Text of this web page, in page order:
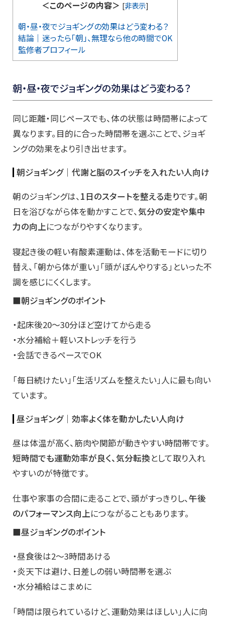
＜このページの内容＞ [非表示]
朝・昼・夜でジョギングの効果はどう変わる？
結論｜迷ったら「朝」、無理なら他の時間でOK
監修者プロフィール
朝・昼・夜でジョギングの効果はどう変わる？
同じ距離・同じペースでも、体の状態は時間帯によって
異なります。目的に合った時間帯を選ぶことで、ジョギ
ングの効果をより引き出せます。
朝ジョギング｜代謝と脳のスイッチを入れたい人向け
朝のジョギングは、1日のスタートを整える走りです。朝
日を浴びながら体を動かすことで、気分の安定や集中
力の向上につながりやすくなります。
寝起き後の軽い有酸素運動は、体を活動モードに切り
替え、「朝から体が重い」「頭がぼんやりする」といった不
調を感じにくくします。
■朝ジョギングのポイント
・起床後20〜30分ほど空けてから走る
・水分補給＋軽いストレッチを行う
・会話できるペースでOK
「毎日続けたい」「生活リズムを整えたい」人に最も向い
ています。
昼ジョギング｜効率よく体を動かしたい人向け
昼は体温が高く、筋肉や関節が動きやすい時間帯です。
短時間でも運動効率が良く、気分転換として取り入れ
やすいのが特徴です。
仕事や家事の合間に走ることで、頭がすっきりし、午後
のパフォーマンス向上につながることもあります。
■昼ジョギングのポイント
・昼食後は2〜3時間あける
・炎天下は避け、日差しの弱い時間帯を選ぶ
・水分補給はこまめに
「時間は限られているけど、運動効果はほしい」人に向